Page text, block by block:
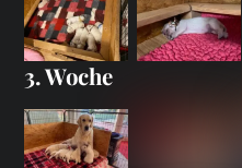
3. Woche